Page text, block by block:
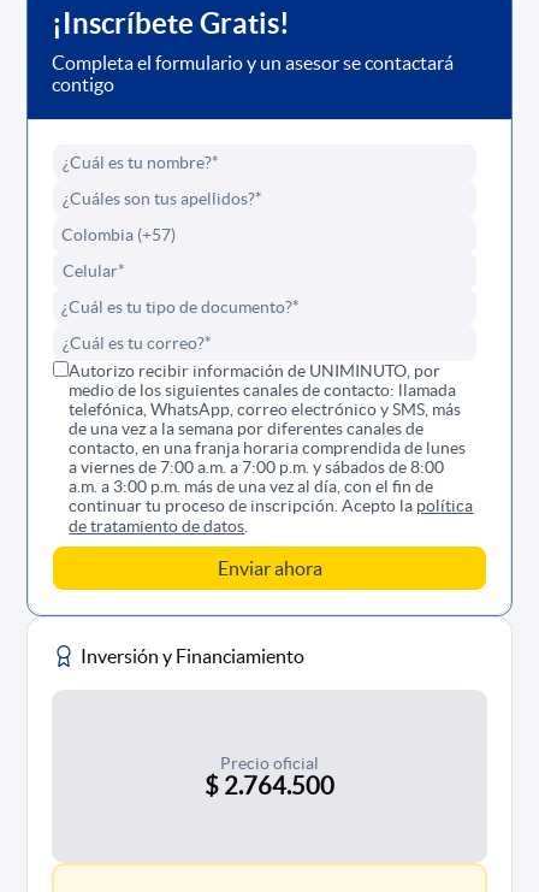
¡Inscríbete Gratis!
Completa el formulario y un asesor se contactará
contigo
Autorizo recibir información de UNIMINUTO, por
medio de los siguientes canales de contacto: llamada
telefónica, WhatsApp, correo electrónico y SMS, más
de una vez a la semana por diferentes canales de
contacto, en una franja horaria comprendida de lunes
a viernes de 7:00 a.m. a 7:00 p.m. y sábados de 8:00
a.m. a 3:00 p.m. más de una vez al día, con el fin de
continuar tu proceso de inscripción. Acepto la política
de tratamiento de datos
Inversión y Financiamiento
Precio oficial
$ 2.764.500